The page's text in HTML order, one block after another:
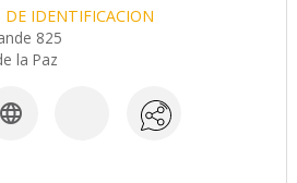
DE IDENTIFICACION
825
la Paz
